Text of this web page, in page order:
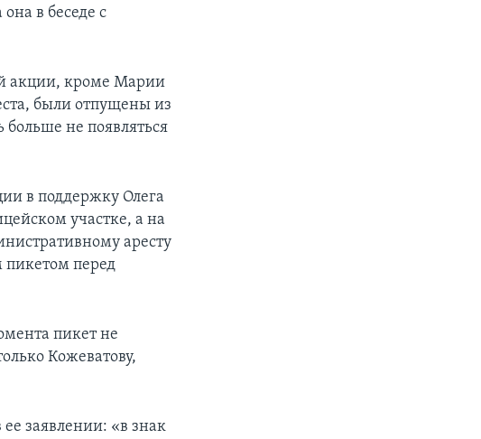
в беседе с
акции, кроме Марии
были отпущены из
не появляться
в поддержку Олега
участке, а на
аресту
перед
пикет не
Кожеватову,
ее заявлении: «в знак